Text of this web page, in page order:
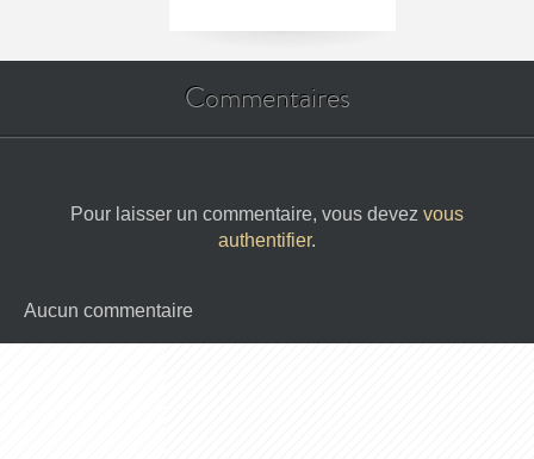
Commentaires
Pour laisser un commentaire, vous devez vous
authentifier.
Aucun commentaire